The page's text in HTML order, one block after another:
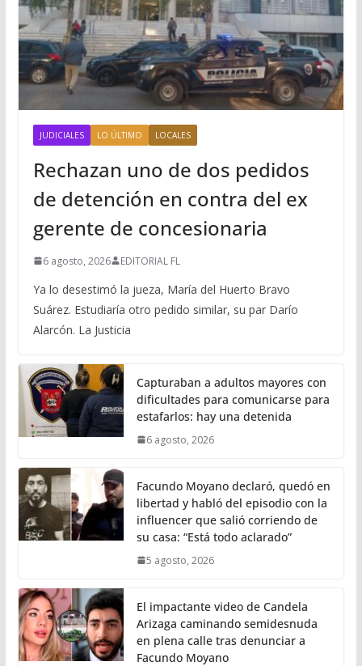
JUDICIALES LO ÚLTIMO LOCALES
Rechazan uno de dos pedidos
de detención en contra del ex
gerente de concesionaria
6 agosto, 2026 EDITORIAL FL
Ya lo desestimó la jueza, María del Huerto Bravo
Suárez. Estudiaría otro pedido similar, su par Darío
Alarcón. La Justicia
Capturaban a adultos mayores con
dificultades para comunicarse para
estafarlos: hay una detenida
6 agosto, 2026
Facundo Moyano declaró, quedó en
libertad y habló del episodio con la
influencer que salió corriendo de
su casa: “Está todo aclarado”
5 agosto, 2026
El impactante video de Candela
Arizaga caminando semidesnuda
en plena calle tras denunciar a
Facundo Moyano